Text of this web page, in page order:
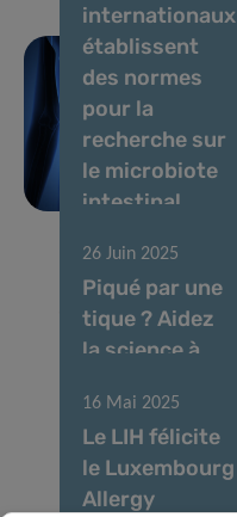
internationaux
établissent
des normes
pour la
recherche sur
le microbiote
intestinal
26 Juin 2025
Piqué par une
tique ? Aidez
la science à
ce qui se
passe ensuite
16 Mai 2025
Le LIH félicite
le Luxembourg
Allergy